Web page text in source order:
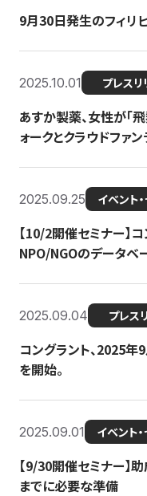
9月30日発生のフィリ
2025.10.01 プレスリ
あすか製薬、女性が「
ォークとクラウドファ
2025.09.25 イベント
【10/2開催セミナー
NPO/NGOのデータベ
2025.09.04 プレス
コングラント、2025年
を開始。
2025.09.01 イベント
【9/30開催セミナー】
までに必要な準備